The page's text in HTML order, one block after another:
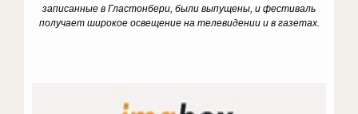
записанные в Гластонбери, были выпущены, и фестиваль
получает широкое освещение на телевидении и в газетах.